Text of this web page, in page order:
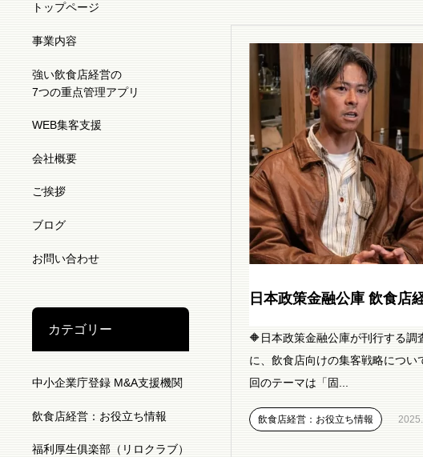
日本政策金融公庫 飲食店
🔶日本政策金融公庫が刊行する
に、飲食店向けの集客戦略につい
回のテーマは「固...
飲食店経営：お役立ち情報
トップページ
事業内容
強い飲食店経営の
7つの重点管理アプリ
WEB集客支援
会社概要
ご挨拶
ブログ
お問い合わせ
カテゴリー
中小企業庁登録 M&A支援機関
飲食店経営：お役立ち情報
福利厚生俱楽部（リロクラブ）